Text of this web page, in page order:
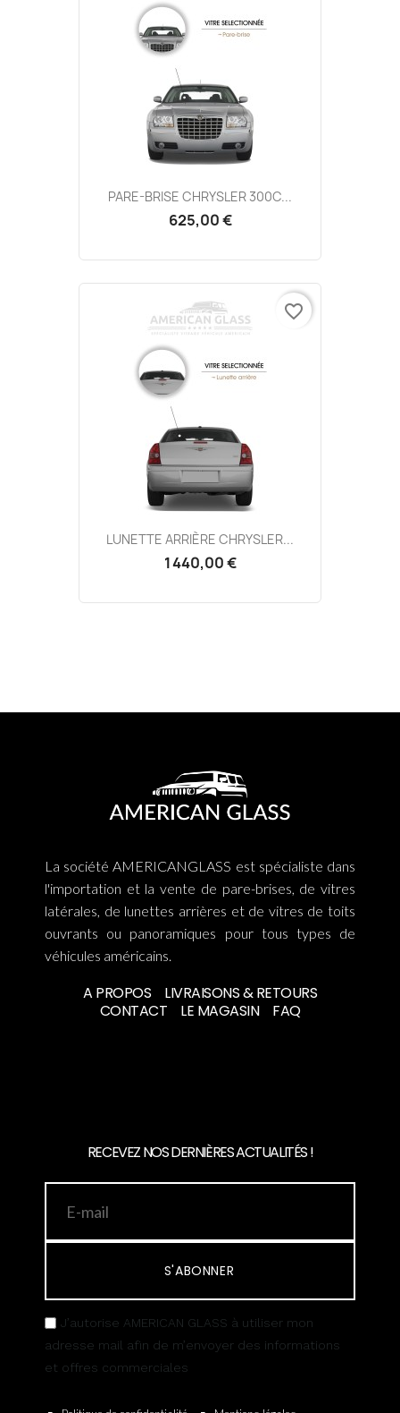
PARE-BRISE CHRYSLER 300C...
625,00 €
LUNETTE ARRIÈRE CHRYSLER...
1 440,00 €
favorite_border
La société AMERICANGLASS est spécialiste dans
l'importation et la vente de pare-brises, de vitres
latérales, de lunettes arrières et de vitres de toits
ouvrants ou panoramiques pour tous types de
véhicules américains.
A PROPOS
LIVRAISONS & RETOURS
CONTACT
LE MAGASIN FAQ
RECEVEZ NOS DERNIÈRES ACTUALITÉS !
S'ABONNER
J’autorise AMERICAN GLASS à utiliser mon
adresse mail afin de m’envoyer des informations
et offres commerciales